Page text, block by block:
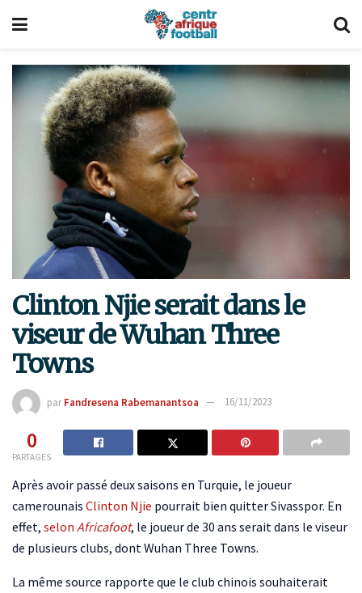
Clinton Njie serait dans le
viseur de Wuhan Three
Towns
par Fandresena Rabemanantsoa 16/11/2023
0
PARTAGES
Après avoir passé deux saisons en Turquie, le joueur
camerounais Clinton Njie pourrait bien quitter Sivasspor. En
effet, selon Africafoot, le joueur de 30 ans serait dans le viseur
de plusieurs clubs, dont Wuhan Three Towns.
La même source rapporte que le club chinois souhaiterait